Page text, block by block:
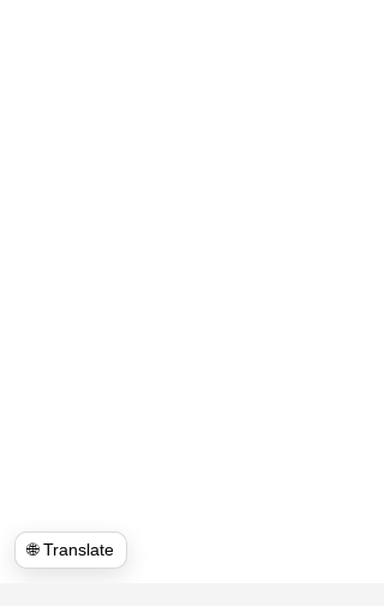
🌐 Translate